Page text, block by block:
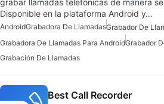
Disponible en la plataforma Android y…
AndroidGrabadora De Llamadas
Grabadora De Llamadas Para Android
Grabación De Llamadas
Best Call Recorder